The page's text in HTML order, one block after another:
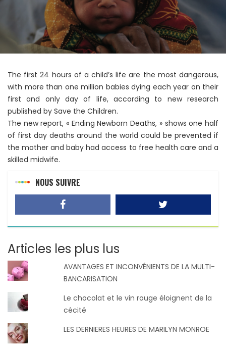
The first 24 hours of a child’s life are the most dangerous,
with more than one million babies dying each year on their
first and only day of life, according to new research
published by Save the Children.
The new report, « Ending Newborn Deaths, » shows one half
of first day deaths around the world could be prevented if
the mother and baby had access to free health care and a
skilled midwife.
NOUS SUIVRE
Articles les plus lus
AVANTAGES ET INCONVÉNIENTS DE LA MULTI-
BANCARISATION
Le chocolat et le vin rouge éloignent de la
cécité
LES DERNIERES HEURES DE MARILYN MONROE